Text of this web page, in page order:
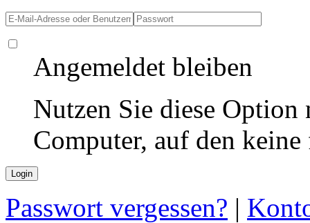
Angemeldet bleiben
Nutzen Sie diese
Computer, auf den
Passwort vergessen? |